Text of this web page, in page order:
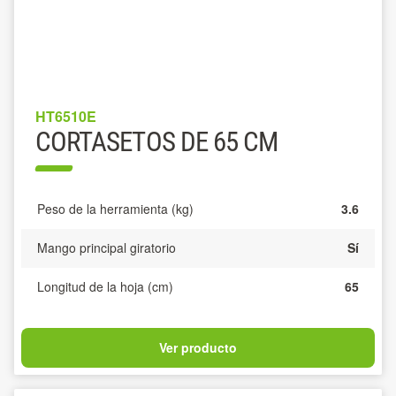
HT6510E
CORTASETOS DE 65 CM
Peso de la herramienta (kg) 3.6
Mango principal giratorio Sí
Longitud de la hoja (cm) 65
Ver producto